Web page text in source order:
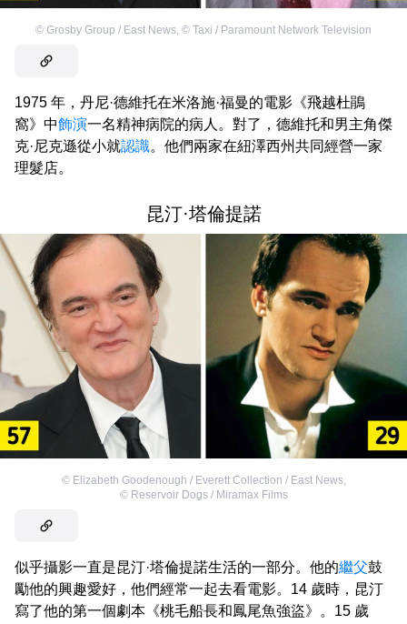
© Grosby Group / East News © Taxi / Paramount Network Television
1975 年，丹尼·德維托在米洛施·福曼的電影《飛越杜鵑
窩》中飾演一名精神病院的病人。對了，德維托和男主角傑
克·尼克遜從小就認識。他們兩家在紐澤西州共同經營一家
理髮店。
昆汀·塔倫提諾
© Elizabeth Goodenough / Everett Collection / East News,
© Reservoir Dogs / Miramax Films
似乎攝影一直是昆汀·塔倫提諾生活的一部分。他的繼父鼓
勵他的興趣愛好，他們經常一起去看電影。14 歲時，昆汀
寫了他的第一個劇本《桃毛船長和鳳尾魚強盜》。15 歲